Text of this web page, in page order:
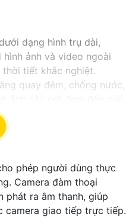
dạng hình trụ dài,
ảnh và video ngoài
tiết khắc nghiệt.
quay đêm, chống nước,
cho gia đình và doanh
phép người dùng thực
Camera đàm thoại
phát ra âm thanh, giúp
camera giao tiếp trực tiếp.